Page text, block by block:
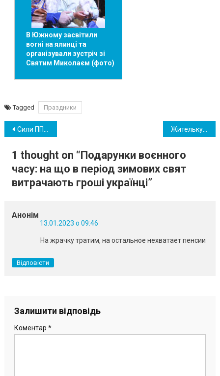
В Южному засвітили
вогні на ялинці та
організували зустріч зі
Святим Миколаєм (фото)
Tagged Праздники
Навігація
записів
Сили ППО збили ворожі безпілотники на підльоті до Одещини Жительку Южного госпіталізували у важкому стані після нападу собаки
1 thought on “Подарунки воєнного
часу: на що в період зимових свят
витрачають гроші українці”
Анонім
13.01.2023 о 09:46
На жрачку тратим, на остальное нехватает пенсии
Відповісти
Залишити відповідь
Коментар *